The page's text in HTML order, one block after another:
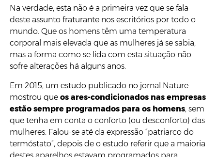
Na verdade, esta não é a primeira vez que se fala
deste assunto fraturante nos escritórios por todo o
mundo. Que os homens têm uma temperatura
corporal mais elevada que as mulheres já se sabia,
mas a forma como se lida com esta situação não
sofre alterações há alguns anos.
Em 2015, um estudo publicado no jornal Nature
mostrou que os ares-condicionados nas empresas
estão sempre programados para os homens, sem
que tenha em conta o conforto (ou desconforto) das
mulheres. Falou-se até da expressão “patriarco do
termóstato”, depois de o estudo referir que a maioria